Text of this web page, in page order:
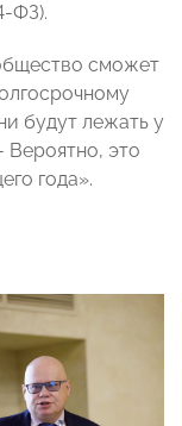
ФЗ).
сможет
будут лежать у
Вероятно, это
года».